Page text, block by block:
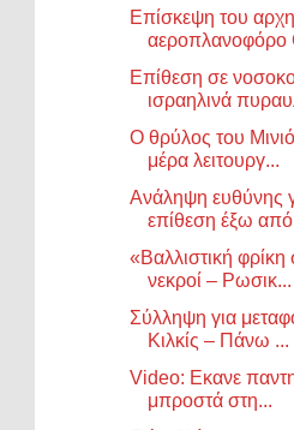
Επίσκεψη του
αεροπλανοφόρο
Επίθεση σε
ισραηλινά
Ο θρύλος του
μέρα λειτουργ...
Ανάληψη ευθύνης
επίθεση έξω από
«Βαλλιστική
νεκροί – Ρωσικ...
Σύλληψη για
Κιλκίς – Πάνω ...
Video: Εκανε
μπροστά στη...